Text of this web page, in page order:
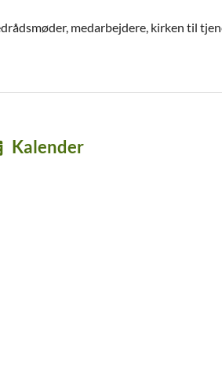
medarbejdere, kirken til
Kalender